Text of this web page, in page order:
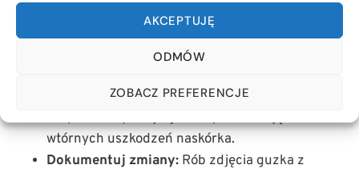
AKCEPTUJĘ
ODMÓW
ZOBACZ PREFERENCJE
Dotyk wywołuje
natychmiastową reakcję bólową, wokalizację lub
Wyklucz samouszkodzenia:Pies uporczywie
wtórnych uszkodzeń naskórka.
Dokumentuj zmiany: Rób zdjęcia guzka z